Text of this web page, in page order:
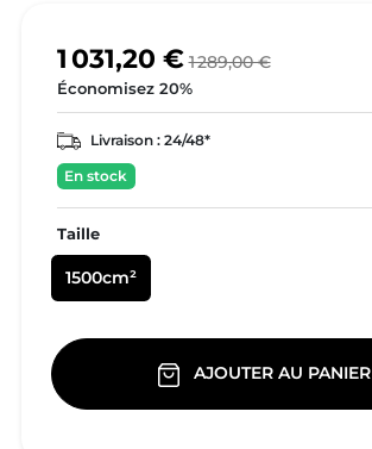
1 031,20 € 1 289,00 €
Économisez 20%
Livraison : 24/48*
En stock
Taille
1500cm²
AJOUTER AU PANIER